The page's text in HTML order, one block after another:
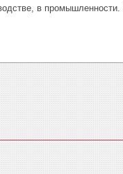
в промышленности.